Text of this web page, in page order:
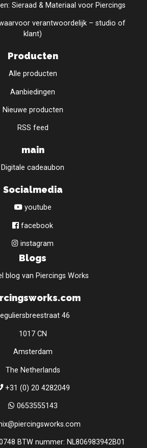
Sieraad & Materiaal voor Piercings
verantwoordelijk – studio of
klant)
Producten
Alle producten
Aanbiedingen
Nieuwe producten
RSS feed
main
Digitale cadeaubon
Socialmedia
youtube
facebook
instagram
Blogs
blog van Piercings Works
46
1017 CN
Amsterdam
The Netherlands
+31 (0) 20 4282049
0653555143
BTW nummer: NL806983942B01